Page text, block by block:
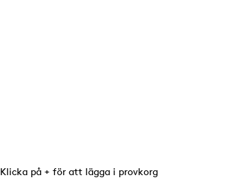
Klicka på + för att lägga i provkorg